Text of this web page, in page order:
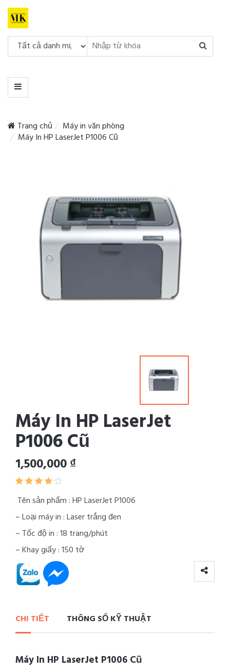
DANH
MỤC
MENU
Trang chủ
Máy in văn phòng
Máy In HP LaserJet P1006 Cũ
Máy In HP LaserJet
P1006 Cũ
1,500,000 ₫
Tên sản phẩm : HP LaserJet P1006
– Loại máy in : Laser trắng đen
– Tốc độ in : 18 trang/phút
– Khay giấy : 150 tờ
CHI TIẾT THÔNG SỐ KỸ THUẬT
Máy In HP LaserJet P1006 Cũ